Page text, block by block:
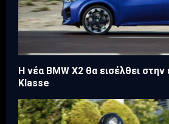
Η νέα BMW X2 θα εισέλθει
Klasse